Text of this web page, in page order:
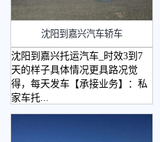
沈阳到嘉兴汽车轿车
沈阳到嘉兴托运汽车_时效3到7
天的样子具体情况更具路况觉
得，每天发车【承接业务】：私
家车托...